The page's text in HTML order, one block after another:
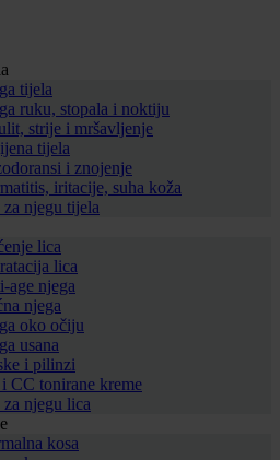
tijela
ruku, stopala i noktiju
strije i mršavljenje
tijela
i znojenje
iritacije, suha koža
za njegu tijela
lica
lica
age njega
njega
oko očiju
usana
i pilinzi
CC tonirane kreme
za njegu lica
kosa